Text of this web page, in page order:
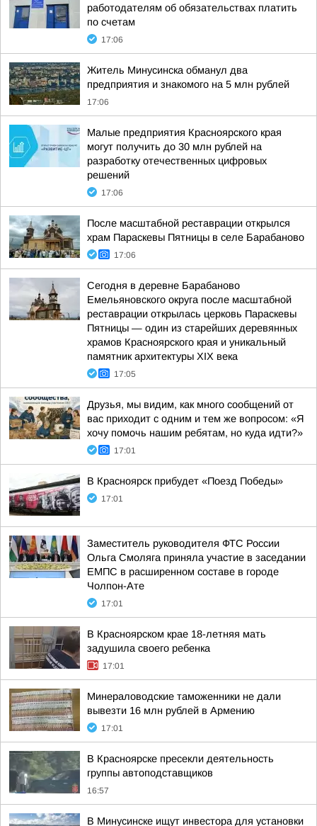
работодателям об обязательствах платить
по счетам
17:06
Житель Минусинска обманул два
предприятия и знакомого на 5 млн рублей
17:06
Малые предприятия Красноярского края
могут получить до 30 млн рублей на
разработку отечественных цифровых
решений
17:06
После масштабной реставрации открылся
храм Параскевы Пятницы в селе Барабаново
17:06
Сегодня в деревне Барабаново
Емельяновского округа после масштабной
реставрации открылась церковь Параскевы
Пятницы — один из старейших деревянных
храмов Красноярского края и уникальный
памятник архитектуры XIX века
17:05
Друзья, мы видим, как много сообщений от
вас приходит с одним и тем же вопросом: «Я
хочу помочь нашим ребятам, но куда идти?»
17:01
В Красноярск прибудет «Поезд Победы»
17:01
Заместитель руководителя ФТС России
Ольга Смоляга приняла участие в заседании
ЕМПС в расширенном составе в городе
Чолпон-Ате
17:01
В Красноярском крае 18-летняя мать
задушила своего ребенка
17:01
Минераловодские таможенники не дали
вывезти 16 млн рублей в Армению
17:01
В Красноярске пресекли деятельность
группы автоподставщиков
16:57
В Минусинске ищут инвестора для установки